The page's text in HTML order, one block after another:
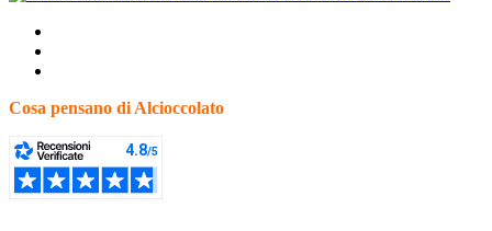
Cosa pensano di Alcioccolato